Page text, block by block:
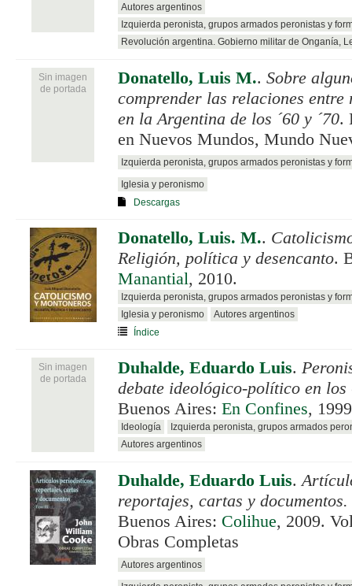
Autores argentinos
Izquierda peronista, grupos armados peronistas y
Revolución argentina. Gobierno militar de Onganía,
Sin imagen
de portada
Donatello, Luis M.. Sobre
comprender las relaciones
en la Argentina de los ´60 y ´70.
en Nuevos Mundos, Mundo
Izquierda peronista, grupos armados peronistas y
Iglesia y peronismo
Descargas
Donatello, Luis. M..
Religión, política y desencanto.
Manantial, 2010.
Izquierda peronista, grupos armados peronistas y
Iglesia y peronismo
Autores argentinos
Índice
Sin imagen
de portada
Duhalde, Eduardo Luis.
debate ideológico-político en
Buenos Aires: En Confines,
Ideología
Izquierda peronista, grupos armados
Autores argentinos
Duhalde, Eduardo Luis.
reportajes, cartas y
Buenos Aires: Colihue, 2009.
Obras Completas
Autores argentinos